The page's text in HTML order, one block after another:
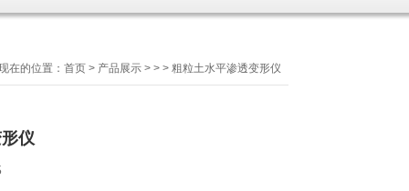
在的位置： 首页 > 产品展示 > > > 粗粒土水平渗透变形仪
仪